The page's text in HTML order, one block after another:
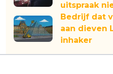
uitspraak
Bedrijf dat
aan dieven
inhaker